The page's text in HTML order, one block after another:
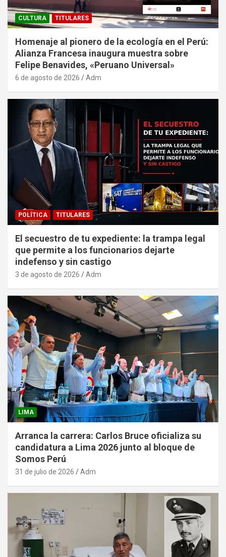
CULTURA TITULARES
Homenaje al pionero de la ecología en el Perú:
Alianza Francesa inaugura muestra sobre
Felipe Benavides, «Peruano Universal»
6 de agosto de 2026 Adm
POLÍTICA TITULARES
El secuestro de tu expediente: la trampa legal
que permite a los funcionarios dejarte
indefenso y sin castigo
3 de agosto de 2026 Adm
LIMA
Arranca la carrera: Carlos Bruce oficializa su
candidatura a Lima 2026 junto al bloque de
Somos Perú
31 de julio de 2026 Adm